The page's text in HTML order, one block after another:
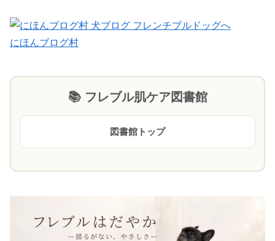
にほんブログ村
📚 フレブル肌ケア図書館
図書館トップ